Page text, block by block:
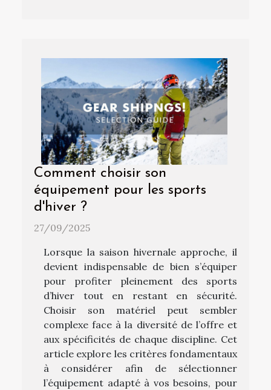
Comment choisir son
équipement pour les sports
d'hiver ?
27/09/2025
Lorsque la saison hivernale approche, il
devient indispensable de bien s’équiper
pour profiter pleinement des sports
d’hiver tout en restant en sécurité.
Choisir son matériel peut sembler
complexe face à la diversité de l’offre et
aux spécificités de chaque discipline. Cet
article explore les critères fondamentaux
à considérer afin de sélectionner
l’équipement adapté à vos besoins, pour